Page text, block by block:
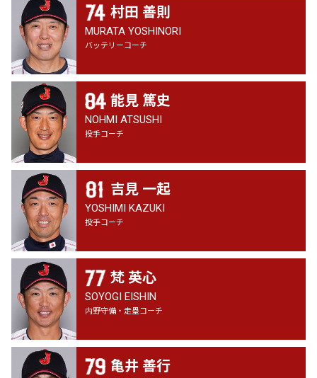
村田 善則
MURATA YOSHINORI
バッテリーコーチ
能見 篤史
NOHMI ATSUSHI
投手コーチ
吉見 一起
YOSHIMI KAZUKI
投手コーチ
梵 英心
SOYOGI EISHIN
内野守備・走塁コーチ
亀井 善行